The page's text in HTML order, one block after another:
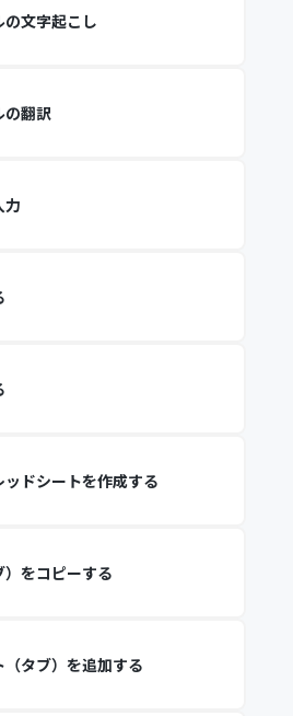
文字起こし
の翻訳
力
ドシートを作成する
）をコピーする
タブ）を追加する